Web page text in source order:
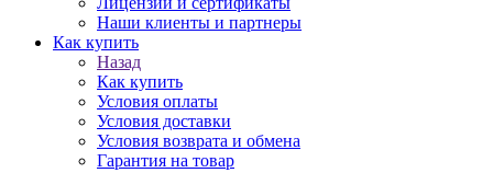
Наши клиенты и партнеры
Как купить
Назад
Как купить
Условия оплаты
Условия доставки
Условия возврата и обмена
Гарантия на товар